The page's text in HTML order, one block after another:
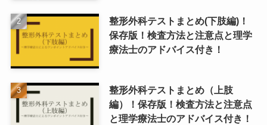
整形外科テストまとめ(下肢編)！
保存版！検査方法と注意点と理学
療法士のアドバイス付き！
整形外科テストまとめ（上肢
編）！保存版！検査方法と注意点
と理学療法士のアドバイス付き！